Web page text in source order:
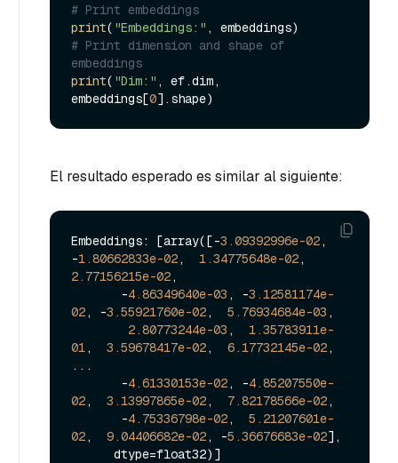
# Print embeddings
print( "Embeddings:"
# Print dimension and shape of
embeddings
print( "Dim:" , ef.dim,
embeddings[0
El resultado esperado es similar al siguiente:
Embeddings: [array([-3.09392996e-02,
-1.80662833e-02, 1.34775648e-02
2.77156215e-02,
       -
4.86349640e-03 , -3.12581174e-
02, -3.55921760e-02, 5.76934684e-03 ,
2.80773244e-03 , 1.35783911e-
01, 3.59678417e-02, 6.17732145e-02,
...
       -
4.61330153e-02, -4.85207550e-
02, 3.13997865e-02, 7.82178566e-02,
       -
4.75336798e-02, 5.21207601e-
02, 9.04406682e-02, -5.36676683e-02],